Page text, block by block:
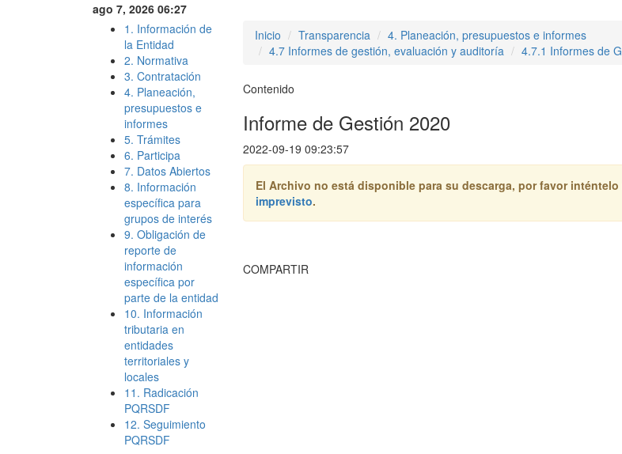
ago 7, 2026 06:27
1. Información de
la Entidad
2. Normativa
3. Contratación
4. Planeación,
presupuestos e
informes
5. Trámites
6. Participa
7. Datos Abiertos
8. Información
específica para
grupos de interés
9. Obligación de
reporte de
información
específica por
parte de la entidad
10. Información
tributaria en
entidades
territoriales y
locales
11. Radicación
PQRSDF
12. Seguimiento
PQRSDF
Inicio Transparencia
4. Planeación, presupuestos e informes
4.7 Informes de gestión, evaluación y auditoría
4.7.1 Informes de
Contenido
Informe de Gestión 2020
2022-09-19 09:23:57
El Archivo no está disponible para su descarga, por favor inténtelo
imprevisto.
COMPARTIR